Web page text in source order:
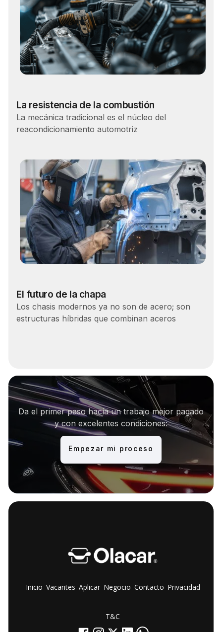
La resistencia de la combustión
La mecánica tradicional es el núcleo del
reacondicionamiento automotriz
El futuro de la chapa
Los chasis modernos ya no son de acero; son
estructuras híbridas que combinan aceros
Da el primer paso hacía un trabajo mejor pagado
y con excelentes condiciones:
Empezar mi proceso
Inicio Vacantes Aplicar Negocio Contacto Privacidad
T&C